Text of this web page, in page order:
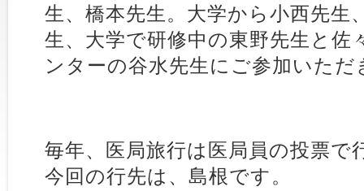
生、橋本先生。大学から小西先生
生、大学で研修中の東野先生と佐
ンターの谷水先生にご参加いただ
毎年、医局旅行は医局員の投票で
今回の行先は、島根です。